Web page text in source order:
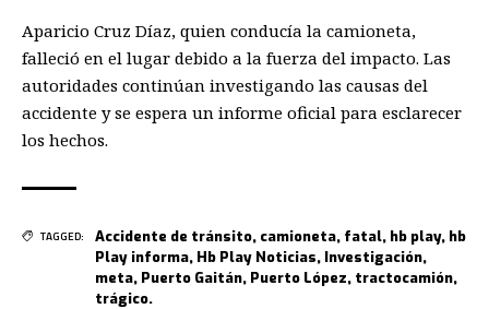
Aparicio Cruz Díaz, quien conducía la camioneta,
falleció en el lugar debido a la fuerza del impacto. Las
autoridades continúan investigando las causas del
accidente y se espera un informe oficial para esclarecer
los hechos.
TAGGED: Accidente de tránsito, camioneta, fatal, hb play, hb
Play informa, Hb Play Noticias, Investigación,
meta, Puerto Gaitán, Puerto López, tractocamión,
trágico.